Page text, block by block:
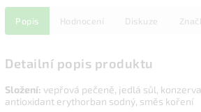
Popis Hodnocení Diskuze
Detailní popis produktu
Složení: vepřová pečeně, jedlá sůl,
antioxidant erythorban sodný, směs koření